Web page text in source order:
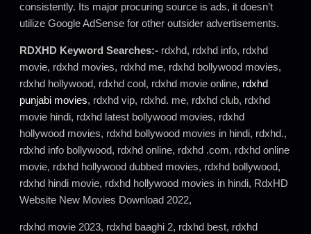
consistently. Its major procuring source is ads, it doesn’t
utilize Google AdSense for other outsider advertisements.
RDXHD Keyword Searches:- rdxhd, rdxhd info, rdxhd
movie, rdxhd movies, rdxhd me, rdxhd bollywood movies,
rdxhd hollywood, rdxhd cool, rdxhd movie online, rdxhd
punjabi movies, rdxhd vip, rdxhd. me, rdxhd club, rdxhd
movie hindi, rdxhd latest bollywood movies, rdxhd
hollywood movies, rdxhd bollywood movies in hindi, rdxhd.,
rdxhd info bollywood, rdxhd online, rdxhd .com, rdxhd online
movie, rdxhd hollywood dubbed movies, rdxhd bollywood,
rdxhd hindi movie, rdxhd hollywood movies in hindi, RdxHD
Website New Movies Download 2022,
rdxhd movie 2023, rdxhd baaghi 2, rdxhd best, rdxhd